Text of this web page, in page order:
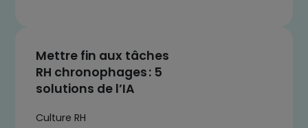
Mettre fin aux tâches
RH chronophages : 5
solutions de l’IA
Culture RH